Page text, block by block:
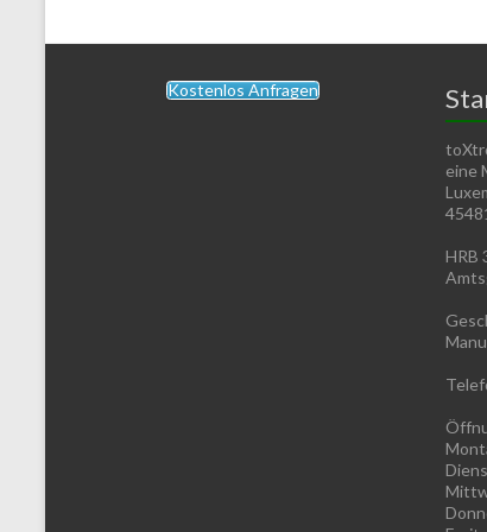
Kostenlos Anfragen
eine
HRB